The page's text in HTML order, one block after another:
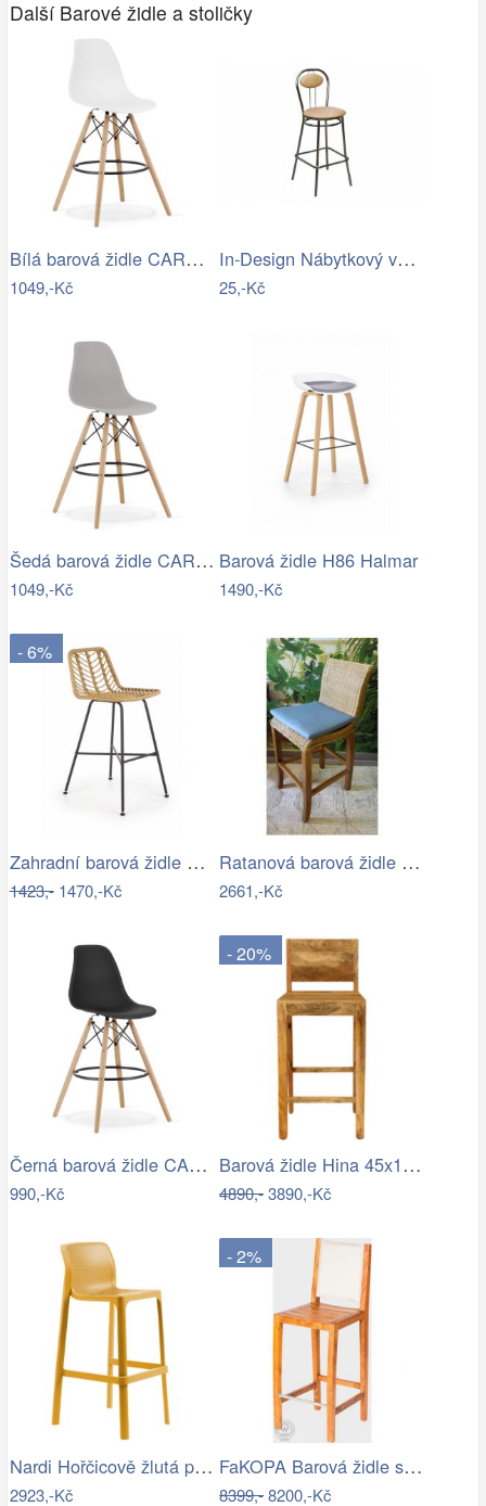
Další Barové židle a stoličky
Bílá barová židle CARBRY
1049,-Kč
In-Design Nábytkový věšák Gala hliník…
25,-Kč
Šedá barová židle CARBRY
1049,-Kč
Barová židle H86 Halmar
1490,-Kč
- 6%
Zahradní barová židle H-97 Halmar
1423,-1470,-Kč
Ratanová barová židle - RK
2661,-Kč
Černá barová židle CARBRY
990,-Kč
- 20%
Barová židle Hina 45x105x45 z mangového…
4890,-3890,-Kč
Nardi Hořčicově žlutá plastová zahradní…
2923,-Kč
- 2%
FaKOPA Barová židle s opěradlem z…
8399,-8200,-Kč